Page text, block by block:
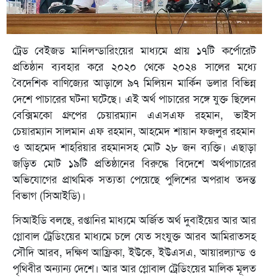
ট্রেড বেইজড মানিলন্ডারিংয়ের মাধ্যমে প্রায় ১৭টি কর্পোরেট
প্রতিষ্ঠান ব্যবহার করে ২০২০ থেকে ২০২৪ সালের মধ্যে
বৈদেশিক বাণিজ্যের আড়ালে ৯৭ মিলিয়ন মার্কিন ডলার বিভিন্ন
দেশে পাচারের ঘটনা ঘটেছে। এই অর্থ পাচারের সঙ্গে যুক্ত ছিলেন
বেক্সিমকো গ্রুপের চেয়ারম্যান এএসএফ রহমান, ভাইস
চেয়ারম্যান সালমান এফ রহমান, আহমেদ শায়ান ফজলুর রহমান
ও আহমেদ শাহরিয়ার রহমানসহ মোট ২৮ জন ব্যক্তি। এছাড়া
জড়িত মোট ১৯টি প্রতিষ্ঠানের বিরুদ্ধে বিদেশে অর্থপাচারের
অভিযোগের প্রাথমিক সত্যতা পেয়েছে পুলিশের অপরাধ তদন্ত
বিভাগ (সিআইডি)।
সিআইডি বলছে, রপ্তানির মাধ্যমে অর্জিত অর্থ দুবাইয়ের আর আর
গ্লোবাল ট্রেডিংয়ের মাধ্যমে চলে যেত সংযুক্ত আরব আমিরাতসহ
সৌদি আরব, দক্ষিণ আফ্রিকা, ইউকে, ইউএসএ, আয়ারল্যান্ড ও
পৃথিবীর অন্যান্য দেশে। আর আর গ্লোবাল ট্রেডিংয়ের মালিক মূলত